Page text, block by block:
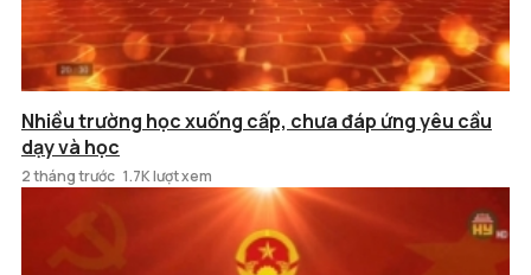
Nhiều trường học xuống cấp, chưa đáp ứng yêu cầu
dạy và học
2 tháng trước 1.7K lượt xem